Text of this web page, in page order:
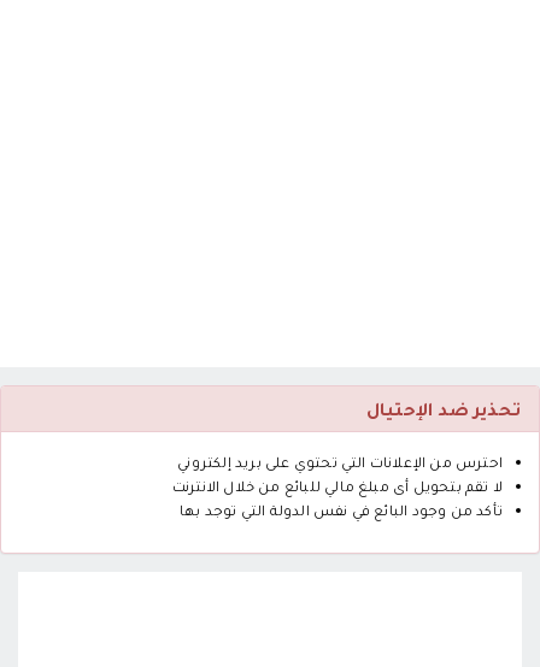
تحذير ضد الإحتيال
احترس من الإعلانات التي تحتوي على بريد إلكتروني
لا تقم بتحويل أى مبلغ مالي للبائع من خلال الانترنت
تأكد من وجود البائع في نفس الدولة التي توجد بها